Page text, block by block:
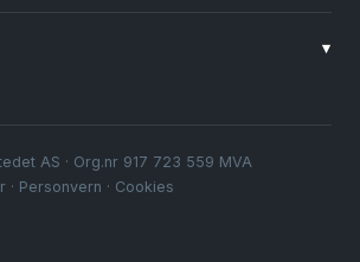
▾
AS · Org.nr 917 723 559 MVA
· Personvern · Cookies